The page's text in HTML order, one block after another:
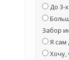
До 3-х
Забор
Я сам
Хочу,